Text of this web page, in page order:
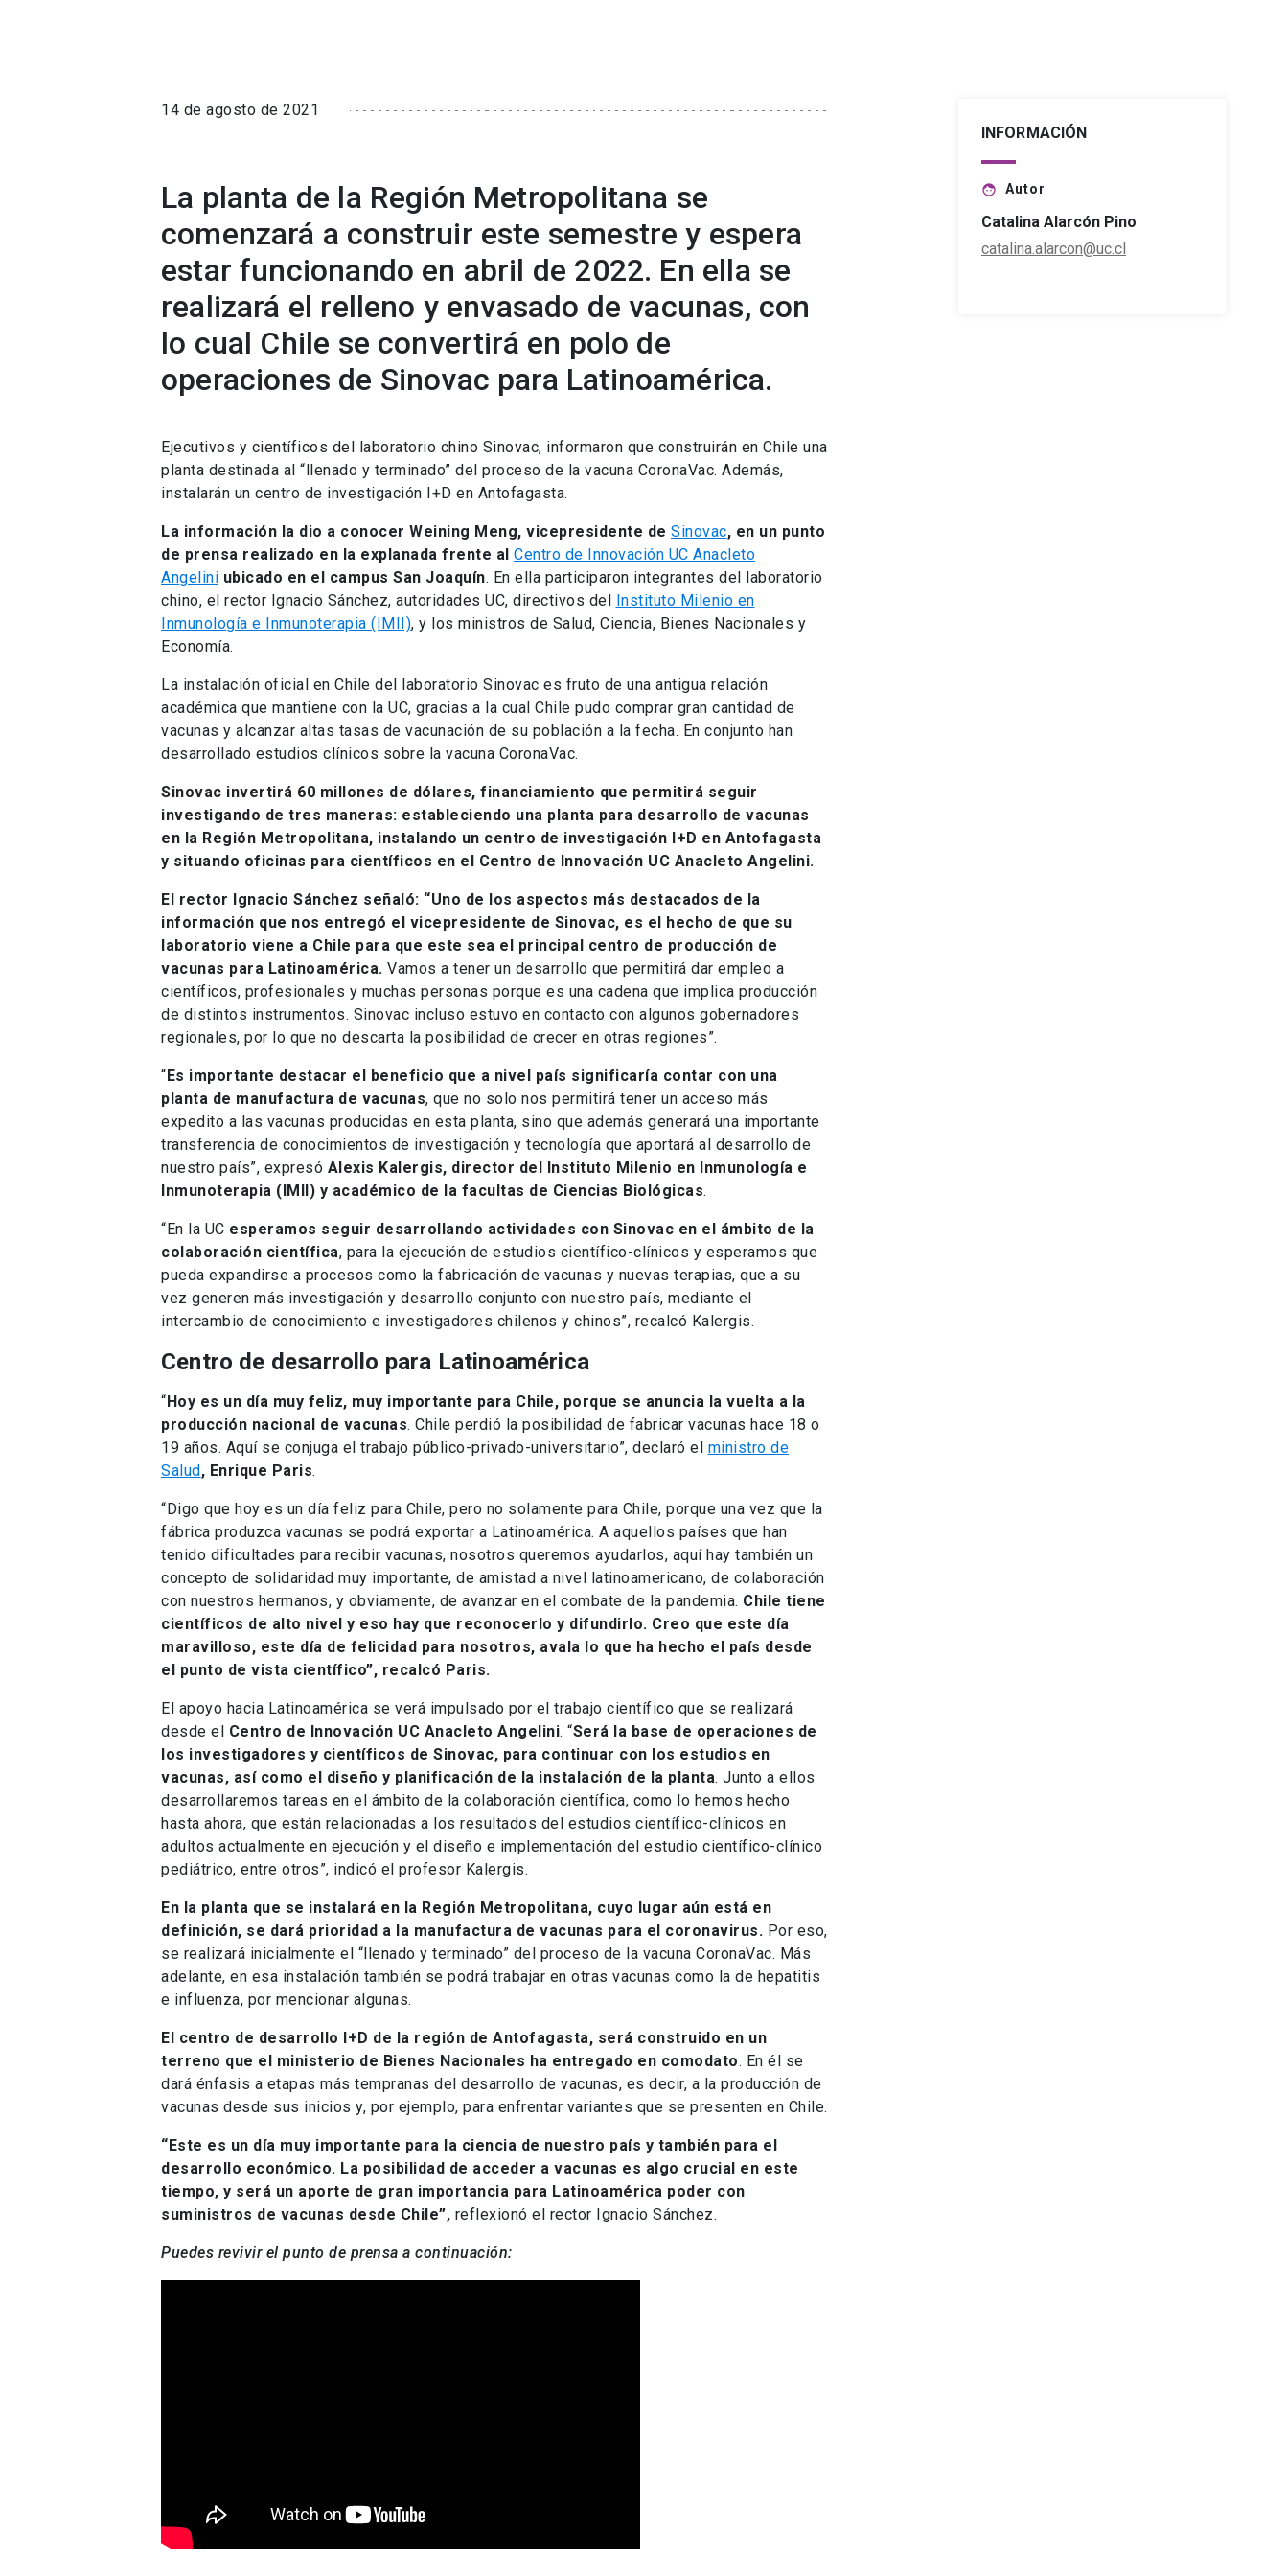
14 de agosto de 2021
La planta de la Región Metropolitana se
comenzará a construir este semestre y espera
estar funcionando en abril de 2022. En ella se
realizará el relleno y envasado de vacunas, con
lo cual Chile se convertirá en polo de
operaciones de Sinovac para Latinoamérica.
Ejecutivos y científicos del laboratorio chino Sinovac, informaron que construirán en Chile una
planta destinada al “llenado y terminado” del proceso de la vacuna CoronaVac. Además,
instalarán un centro de investigación I+D en Antofagasta.
La información la dio a conocer Weining Meng, vicepresidente de Sinovac, en un punto
de prensa realizado en la explanada frente al Centro de Innovación UC Anacleto
Angelini ubicado en el campus San Joaquín. En ella participaron integrantes del laboratorio
chino, el rector Ignacio Sánchez, autoridades UC, directivos del Instituto Milenio en
Inmunología e Inmunoterapia (IMII), y los ministros de Salud, Ciencia, Bienes Nacionales y
Economía.
La instalación oficial en Chile del laboratorio Sinovac es fruto de una antigua relación
académica que mantiene con la UC, gracias a la cual Chile pudo comprar gran cantidad de
vacunas y alcanzar altas tasas de vacunación de su población a la fecha. En conjunto han
desarrollado estudios clínicos sobre la vacuna CoronaVac.
Sinovac invertirá 60 millones de dólares, financiamiento que permitirá seguir
investigando de tres maneras: estableciendo una planta para desarrollo de vacunas
en la Región Metropolitana, instalando un centro de investigación I+D en Antofagasta
y situando oficinas para científicos en el Centro de Innovación UC Anacleto Angelini.
El rector Ignacio Sánchez señaló: “Uno de los aspectos más destacados de la
información que nos entregó el vicepresidente de Sinovac, es el hecho de que su
laboratorio viene a Chile para que este sea el principal centro de producción de
vacunas para Latinoamérica. Vamos a tener un desarrollo que permitirá dar empleo a
científicos, profesionales y muchas personas porque es una cadena que implica producción
de distintos instrumentos. Sinovac incluso estuvo en contacto con algunos gobernadores
regionales, por lo que no descarta la posibilidad de crecer en otras regiones”.
“Es importante destacar el beneficio que a nivel país significaría contar con una
planta de manufactura de vacunas, que no solo nos permitirá tener un acceso más
expedito a las vacunas producidas en esta planta, sino que además generará una importante
transferencia de conocimientos de investigación y tecnología que aportará al desarrollo de
nuestro país”, expresó Alexis Kalergis, director del Instituto Milenio en Inmunología e
Inmunoterapia (IMII) y académico de la facultas de Ciencias Biológicas.
“En la UC esperamos seguir desarrollando actividades con Sinovac en el ámbito de la
colaboración científica, para la ejecución de estudios científico-clínicos y esperamos que
pueda expandirse a procesos como la fabricación de vacunas y nuevas terapias, que a su
vez generen más investigación y desarrollo conjunto con nuestro país, mediante el
intercambio de conocimiento e investigadores chilenos y chinos”, recalcó Kalergis.
Centro de desarrollo para Latinoamérica
“Hoy es un día muy feliz, muy importante para Chile, porque se anuncia la vuelta a la
producción nacional de vacunas. Chile perdió la posibilidad de fabricar vacunas hace 18 o
19 años. Aquí se conjuga el trabajo público-privado-universitario”, declaró el ministro de
Salud, Enrique Paris.
“Digo que hoy es un día feliz para Chile, pero no solamente para Chile, porque una vez que la
fábrica produzca vacunas se podrá exportar a Latinoamérica. A aquellos países que han
tenido dificultades para recibir vacunas, nosotros queremos ayudarlos, aquí hay también un
concepto de solidaridad muy importante, de amistad a nivel latinoamericano, de colaboración
con nuestros hermanos, y obviamente, de avanzar en el combate de la pandemia. Chile tiene
científicos de alto nivel y eso hay que reconocerlo y difundirlo. Creo que este día
maravilloso, este día de felicidad para nosotros, avala lo que ha hecho el país desde
el punto de vista científico”, recalcó Paris.
El apoyo hacia Latinoamérica se verá impulsado por el trabajo científico que se realizará
desde el Centro de Innovación UC Anacleto Angelini. “Será la base de operaciones de
los investigadores y científicos de Sinovac, para continuar con los estudios en
vacunas, así como el diseño y planificación de la instalación de la planta. Junto a ellos
desarrollaremos tareas en el ámbito de la colaboración científica, como lo hemos hecho
hasta ahora, que están relacionadas a los resultados del estudios científico-clínicos en
adultos actualmente en ejecución y el diseño e implementación del estudio científico-clínico
pediátrico, entre otros”, indicó el profesor Kalergis.
En la planta que se instalará en la Región Metropolitana, cuyo lugar aún está en
definición, se dará prioridad a la manufactura de vacunas para el coronavirus. Por eso,
se realizará inicialmente el “llenado y terminado” del proceso de la vacuna CoronaVac. Más
adelante, en esa instalación también se podrá trabajar en otras vacunas como la de hepatitis
e influenza, por mencionar algunas.
El centro de desarrollo I+D de la región de Antofagasta, será construido en un
terreno que el ministerio de Bienes Nacionales ha entregado en comodato. En él se
dará énfasis a etapas más tempranas del desarrollo de vacunas, es decir, a la producción de
vacunas desde sus inicios y, por ejemplo, para enfrentar variantes que se presenten en Chile.
“Este es un día muy importante para la ciencia de nuestro país y también para el
desarrollo económico. La posibilidad de acceder a vacunas es algo crucial en este
tiempo, y será un aporte de gran importancia para Latinoamérica poder con
suministros de vacunas desde Chile”, reflexionó el rector Ignacio Sánchez.
Puedes revivir el punto de prensa a continuación:
INFORMACIÓN
face Autor
Catalina Alarcón Pino
catalina.alarcon@uc.cl